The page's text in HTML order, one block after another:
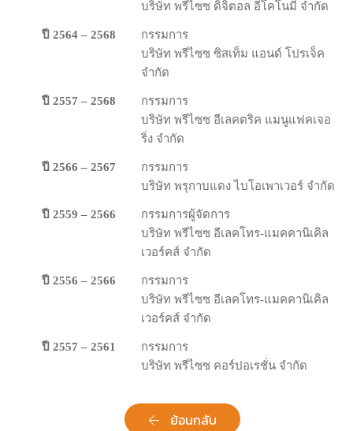
บริษัท​ พ​รี​ไซ​ซ ดิจิตอล​ อี​โค​โน​มี่​ จํากัด
ปี 2564 – 2568
กรรมการ
บริษัท​ พ​รี​ไซ​ซ ซิ​สเท็ม แอนด์​ โปร​เจ็ค
จํากัด
ปี 2557 – 2568
กรรมการ
บริษัท​ พ​รี​ไซ​ซ อี​เลคตริ​ค แมนู​แฟคเจอ​
ริ่ง จํากัด
ปี 2566 – 2567
กรรมการ
บริษัท พรุกาบแดง ไบโอเพาเวอร์ จํากัด
ปี 2559 – 2566
กรรมการผู้จัดการ
บริษัท​ พ​รี​ไซ​ซ อี​เลคโท​ร-​แมคคา​นิ​เคิล
เวอร์​คส์ จำกัด
ปี 2556 – 2566
กรรมการ
บริษัท​ พ​รี​ไซ​ซ อี​เลคโท​ร-​แมคคา​นิ​เคิล
เวอร์​คส์ จำกัด
ปี 2557 – 2561
กรรมการ
บริษัท พรีไซซ คอร์ปอเรชั่น จํากัด
ย้อนกลับ